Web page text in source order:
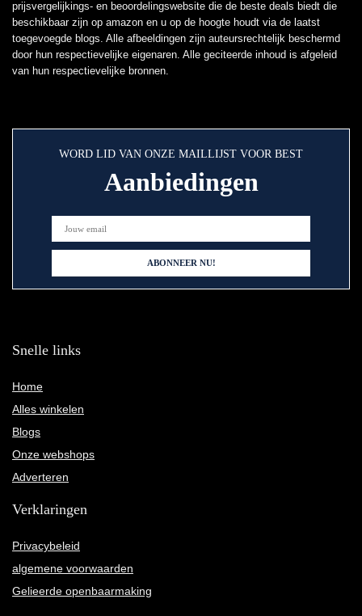
prijsvergelijkings- en beoordelingswebsite die de beste deals biedt die
beschikbaar zijn op amazon en u op de hoogte houdt via de laatst
toegevoegde blogs. Alle afbeeldingen zijn auteursrechtelijk beschermd
door hun respectievelijke eigenaren. Alle geciteerde inhoud is afgeleid
van hun respectievelijke bronnen.
WORD LID VAN ONZE MAILLIJST VOOR BEST
Aanbiedingen
Snelle links
Home
Alles winkelen
Blogs
Onze webshops
Adverteren
Verklaringen
Privacybeleid
algemene voorwaarden
Gelieerde openbaarmaking